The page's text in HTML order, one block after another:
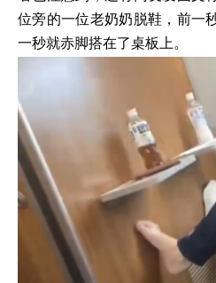
位旁的一位老奶奶脱鞋，前一
一秒就赤脚搭在了桌板上。